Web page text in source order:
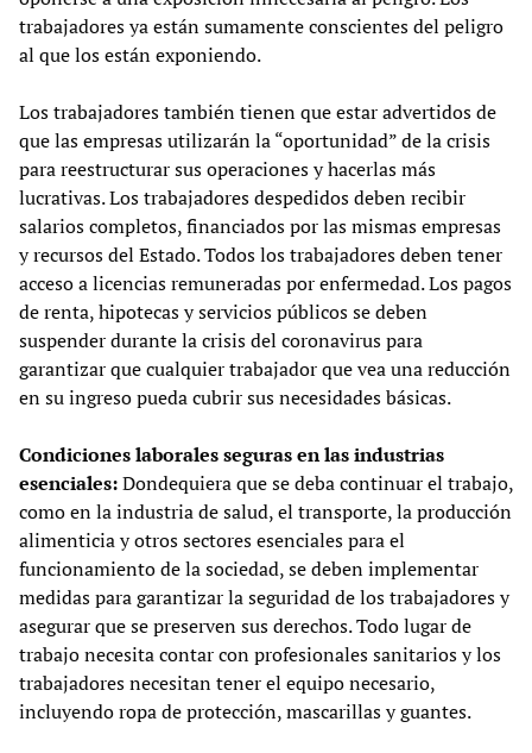
trabajadores ya están sumamente conscientes del peligro
al que los están exponiendo.
Los trabajadores también tienen que estar advertidos de
que las empresas utilizarán la “oportunidad” de la crisis
para reestructurar sus operaciones y hacerlas más
lucrativas. Los trabajadores despedidos deben recibir
salarios completos, financiados por las mismas empresas
y recursos del Estado. Todos los trabajadores deben tener
acceso a licencias remuneradas por enfermedad. Los pagos
de renta, hipotecas y servicios públicos se deben
suspender durante la crisis del coronavirus para
garantizar que cualquier trabajador que vea una reducción
en su ingreso pueda cubrir sus necesidades básicas.
Condiciones laborales seguras en las industrias
esenciales:Dondequiera que se deba continuar el trabajo,
como en la industria de salud, el transporte, la producción
alimenticia y otros sectores esenciales para el
funcionamiento de la sociedad, se deben implementar
medidas para garantizar la seguridad de los trabajadores y
asegurar que se preserven sus derechos. Todo lugar de
trabajo necesita contar con profesionales sanitarios y los
trabajadores necesitan tener el equipo necesario,
incluyendo ropa de protección, mascarillas y guantes.